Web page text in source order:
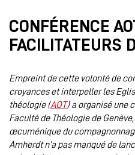
CONFÉRENCE
FACILITATEURS
Empreint de cette volonté de
croyances et interpeller les
théologie (AOT) a organisé une
Faculté de Théologie de
œcuménique du
Amherdt n’a pas manqué de